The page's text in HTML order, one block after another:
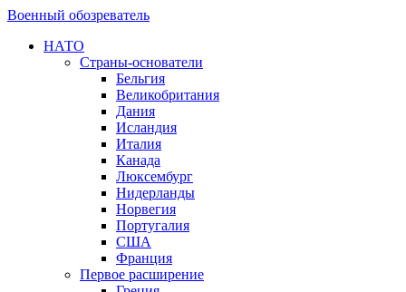
Военный обозреватель
НАТО
Страны-основатели
Бельгия
Великобритания
Дания
Исландия
Италия
Канада
Люксембург
Нидерланды
Норвегия
Португалия
США
Франция
Первое расширение